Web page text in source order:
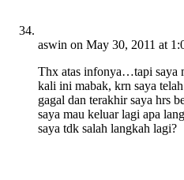
aswin on May 30, 2011 at
Thx atas infonya…tapi saya
kali ini mabak, krn saya
gagal dan terakhir saya hrs
saya mau keluar lagi apa
saya tdk salah langkah lagi?